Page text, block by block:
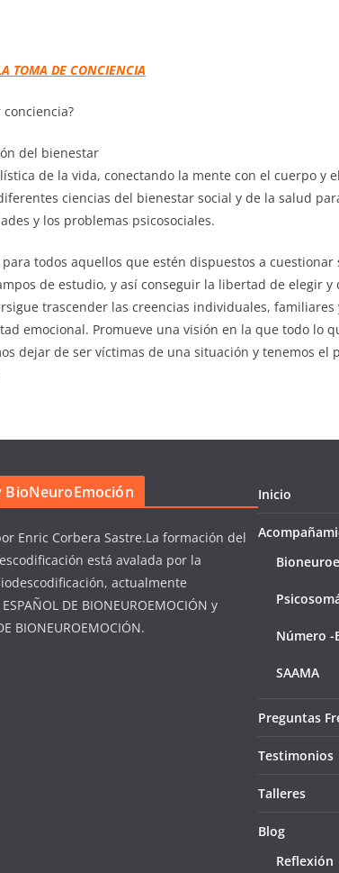
TOMA DE CONCIENCIA
del bienestar
de la vida, conectando la mente con el cuerpo y
ciencias del bienestar social y de la salud
y los problemas psicosociales.
todos aquellos que estén dispuestos a
de estudio, y así conseguir la libertad de elegir y
trascender las creencias individuales,
emocional. Promueve una visión en la que todo lo
dejar de ser víctimas de una situación y tenemos
BioNeuroEmoción
Enric Corbera Sastre.​La formación del
está avalada por la
actualmente
DE BIONEUROEMOCIÓN y
BIONEUROEMOCIÓN.
Inicio
Número -
SAAMA
Preguntas
Testimonios
Talleres
Blog
Reflexión